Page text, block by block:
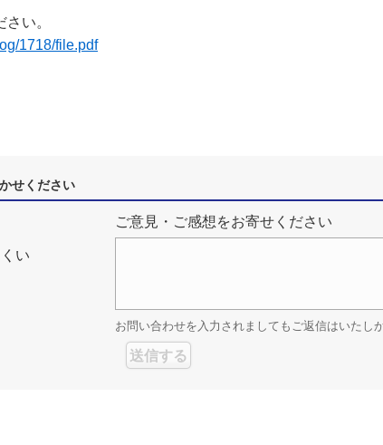
い。
1718/file.pdf
せください
い
ご意見・ご感想をお寄せください
お問い合わせを入力されましてもご返信はいたし